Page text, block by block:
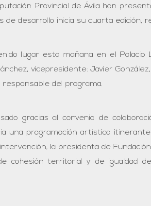
Provincial de Ávila han
de desarrollo inicia su cuarta edición,
lugar esta mañana en el
vicepresidente; Javier
responsable del programa.
gracias al convenio de
una programación artística
la presidenta de Fundación
cohesión territorial y de igualdad